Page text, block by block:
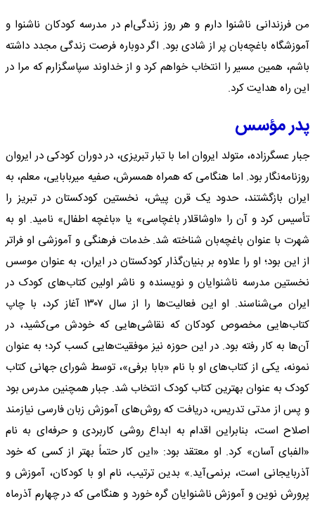
من فرزندانی ناشنوا دارم و هر روز زندگی‌ام در مدرسه کودکان ناشنوا و
آموزشگاه باغچه‌بان پر از شادی بود. اگر دوباره فرصت زندگی مجدد داشته
باشم، همین مسیر را انتخاب خواهم کرد و از خداوند سپاسگزارم که مرا در
این راه هدایت کرد.
پدر مؤسس
جبار عسگرزاده، متولد ایروان اما با تبار تبریزی، در دوران کودکی در ایروان
روزنامه‌نگار بود. اما هنگامی که همراه همسرش، صفیه میربابایی، معلم، به
ایران بازگشتند، حدود یک قرن پیش، نخستین کودکستان در تبریز را
تأسیس کرد و آن را «اوشاقلار باغچاسی» یا «باغچه اطفال» نامید. او به
شهرت با عنوان باغچه‌بان شناخته شد. خدمات فرهنگی و آموزشی او فراتر
از این بود؛ او را علاوه بر بنیان‌گذار کودکستان در ایران، به عنوان موسس
نخستین مدرسه ناشنوایان و نویسنده و ناشر اولین کتاب‌های کودک در
ایران می‌شناسند. او این فعالیت‌ها را از سال ۱۳۰۷ آغاز کرد، با چاپ
کتاب‌هایی مخصوص کودکان که نقاشی‌هایی که خودش می‌کشید، در
آن‌ها به کار رفته بود. در این حوزه نیز موفقیت‌هایی کسب کرد؛ به عنوان
نمونه، یکی از کتاب‌های او با نام «بابا برفی»، توسط شورای جهانی کتاب
کودک به عنوان بهترین کتاب کودک انتخاب شد. جبار همچنین مدرس بود
و پس از مدتی تدریس، دریافت که روش‌های آموزش زبان فارسی نیازمند
اصلاح است، بنابراین اقدام به ابداع روشی کاربردی و حرفه‌ای به نام
«الفبای آسان» کرد. او معتقد بود: «این کار حتماً بهتر از کسی که خود
آذربایجانی است، برنمی‌آید.» بدین ترتیب، نام او با کودکان، آموزش و
پرورش نوین و آموزش ناشنوایان گره خورد و هنگامی که در چهارم آذرماه